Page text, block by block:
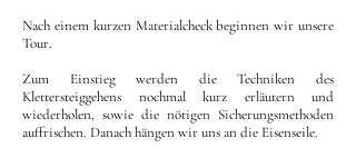
Nach einem kurzen Materialcheck beginnen wir unsere
Tour.
Zum Einstieg werden die Techniken des
Klettersteiggehens nochmal kurz erläutern und
wiederholen, sowie die nötigen Sicherungsmethoden
auffrischen. Danach hängen wir uns an die Eisenseile.